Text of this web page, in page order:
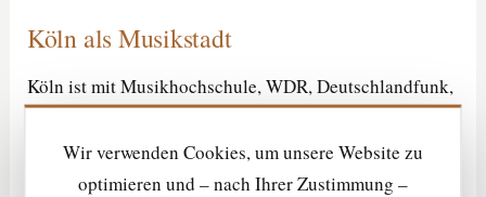
Köln als Musikstadt
Köln ist mit Musikhochschule, WDR, Deutschlandfunk,
wichtiger Standort für klassische Musik. Von
Andernach aus sind Produktionen in Köln und NRW gut
Wir verwenden Cookies, um unsere Website zu
optimieren und – nach Ihrer Zustimmung –